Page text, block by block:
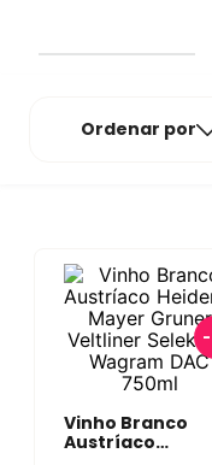
Ordenar por
-
Vinho Branco
Austríaco